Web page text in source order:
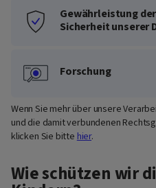
Gewährleistung
Sicherheit unserer
Forschung
Wenn Sie mehr über unsere
und die damit verbundenen
klicken Sie bitte hier.
Wie schützen wir